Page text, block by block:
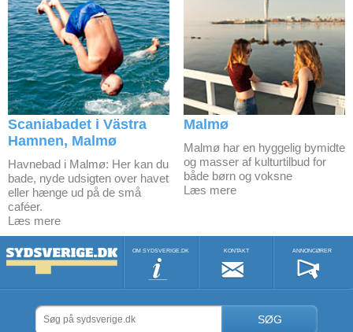
Scaniabadet i Västra
Hamnen, Malmø
Havnebad i Malmø: Her kan du
bade, nyde udsigten over havet
eller hænge ud på de små
caféer.
Læs mere
Malmø
Malmø har en hyggelig bymidte
og masser af kulturtilbud for
både børn og voksne
Læs mere
OM SYDSVERIGE.DK KONTAKT ANNONCØRER
SØG